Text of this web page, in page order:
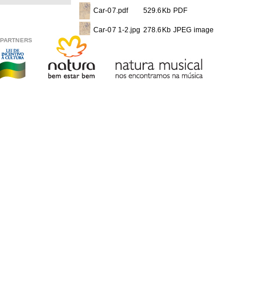
Car-07.pdf
529.6Kb PDF
Car-07 1-2.jpg 278.6Kb JPEG image
THIS ITEM APPEARS IN THE FOLLOWING
PARTNERS